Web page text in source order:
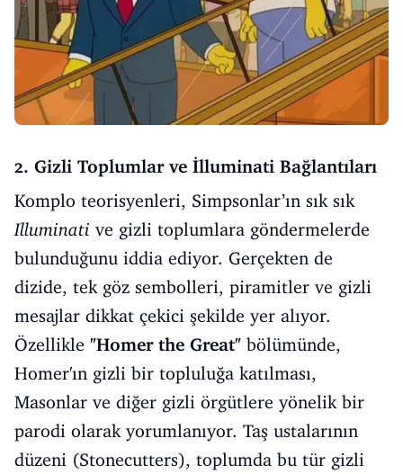
2. Gizli Toplumlar ve İlluminati Bağlantıları
Komplo teorisyenleri, Simpsonlar’ın sık sık
Illuminati ve gizli toplumlara göndermelerde
bulunduğunu iddia ediyor. Gerçekten de
dizide, tek göz sembolleri, piramitler ve gizli
mesajlar dikkat çekici şekilde yer alıyor.
Özellikle "Homer the Great" bölümünde,
Homer'ın gizli bir topluluğa katılması,
Masonlar ve diğer gizli örgütlere yönelik bir
parodi olarak yorumlanıyor. Taş ustalarının
düzeni (Stonecutters), toplumda bu tür gizli